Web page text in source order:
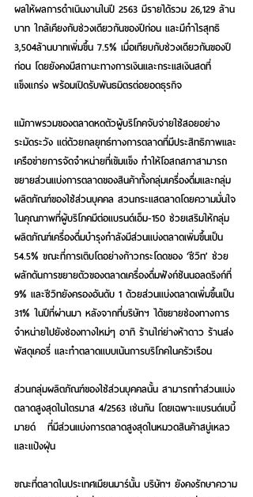
ผลให้ผลการดำเนินงานในปี 2563 มีรายได้รวม 26,129 ล้าน
บาท ใกล้เคียงกับช่วงเดียวกันของปีก่อน และมีกำไรสุทธิ
3,504ล้านบาทเพิ่มขึ้น 7.5% เมื่อเทียบกับช่วงเดียวกันของปี
ก่อน โดยยังคงมีสถานะทางการเงินและกระแสเงินสดที่
แข็งแกร่ง พร้อมเปิดรับพันธมิตรต่อยอดธุรกิจ
แม้ภาพรวมของตลาดหดตัวผู้บริโภคจับจ่ายใช้สอยอย่าง
ระมัดระวัง แต่ด้วยกลยุทธ์ทางการตลาดที่มีประสิทธิภาพและ
เครือข่ายการจัดจำหน่ายที่เข้มแข็ง ทำให้โอสถสภาสามารถ
ขยายส่วนแบ่งการตลาดของสินค้าทั้งกลุ่มเครื่องดื่มและกลุ่ม
ผลิตภัณฑ์ของใช้ส่วนบุคคล สวนกระแสตลาดโดยความมั่นใจ
ในคุณภาพที่ผู้บริโภคมีต่อแบรนด์เอ็ม-150 ช่วยเสริมให้กลุ่ม
ผลิตภัณฑ์เครื่องดื่มบำรุงกำลังมีส่วนแบ่งตลาดเพิ่มขึ้นเป็น
54.5% ขณะที่การเติบโตอย่างก้าวกระโดดของ ‘ซีวิท’ ช่วย
ผลักดันการขยายตัวของตลาดเครื่องดื่มฟังก์ชันนอลดริงก์ที่
9% และซีวิทยังครองอันดับ 1 ด้วยส่วนแบ่งตลาดเพิ่มขึ้นเป็น
31% ในปีที่ผ่านมา หลังจากที่บริษัทฯ ได้ขยายช่องทางการ
จำหน่ายไปยังช่องทางใหม่ๆ อาทิ ร้านไก่ย่างห้าดาว ร้านส่ง
พัสดุเคอรี่ และทำตลาดแบบเน้นการบริโภคในครัวเรือน
ส่วนกลุ่มผลิตภัณฑ์ของใช้ส่วนบุคคลนั้น สามารถทำส่วนแบ่ง
ตลาดสูงสุดในไตรมาส 4/2563 เช่นกัน โดยเฉพาะแบรนด์เบบี้
มายด์   ที่มีส่วนแบ่งการตลาดสูงสุดในหมวดสินค้าสบู่เหลว
และแป้งฝุ่น
ขณะที่ตลาดในประเทศเมียนมาร์นั้น บริษัทฯ ยังคงรักษาความ